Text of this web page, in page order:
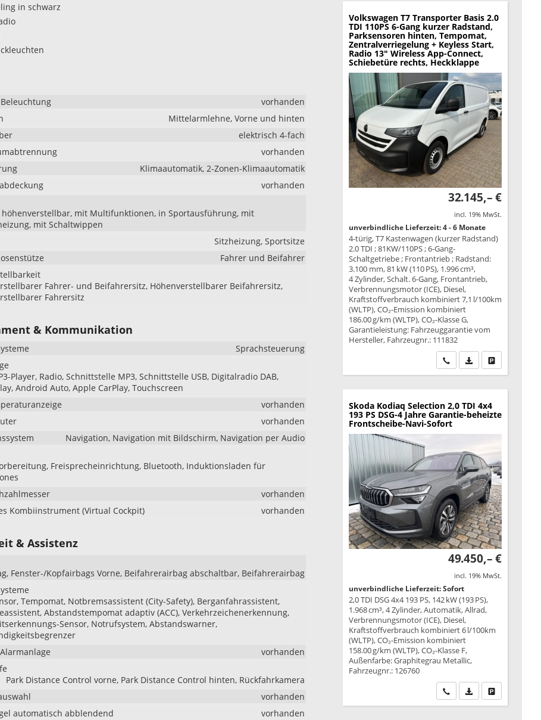
in schwarz
vorhanden
Mittelarmlehne, Vorne und hinten
elektrisch 4-fach
vorhanden
Klimaautomatik, 2-Zonen-Klimaautomatik
vorhanden
höhenverstellbar, mit Multifunktionen, in Sportausführung, mit
mit Schaltwippen
Sitzheizung, Sportsitze
Fahrer und Beifahrer
Fahrer- und Beifahrersitz, Höhenverstellbarer Beifahrersitz,
Fahrersitz
& Kommunikation
Sprachsteuerung
Player, Radio, Schnittstelle MP3, Schnittstelle USB, Digitalradio DAB,
Android Auto, Apple CarPlay, Touchscreen
vorhanden
vorhanden
Navigation, Navigation mit Bildschirm, Navigation per Audio
Freisprecheinrichtung, Bluetooth, Induktionsladen für
vorhanden
Kombiinstrument (Virtual Cockpit)
vorhanden
& Assistenz
Fenster-/Kopfairbags Vorne, Beifahrerairbag abschaltbar, Beifahrerairbag
Tempomat, Notbremsassistent (City-Safety), Berganfahrassistent,
Abstandstempomat adaptiv (ACC), Verkehrzeichenerkennung,
Sensor, Notrufsystem, Abstandswarner,
vorhanden
Park Distance Control vorne, Park Distance Control hinten, Rückfahrkamera
vorhanden
automatisch abblendend
vorhanden
Volkswagen T7 Transporter Basis 2.0
TDI 110PS 6-Gang kurzer Radstand,
Parksensoren hinten, Tempomat,
Zentralverriegelung + Keyless Start,
Radio 13" Wireless App-Connect,
Schiebetüre rechts, Heckklappe
32.145,– €
incl. 19% MwSt.
unverbindliche Lieferzeit: 4 - 6 Monate
4-türig, T7 Kastenwagen (kurzer Radstand)
2.0 TDI ; 81KW/110PS ; 6-Gang-
Schaltgetriebe ; Frontantrieb ; Radstand:
3.100 mm, 81 kW (110 PS), 1.996 cm³,
4 Zylinder, Schalt. 6-Gang, Frontantrieb,
Verbrennungsmotor (ICE), Diesel,
Kraftstoffverbrauch kombiniert 7,1 l/100km
(WLTP), CO₂-Emission kombiniert
186.00 g/km (WLTP), CO₂-Klasse G,
Garantieleistung: Fahrzeuggarantie vom
Hersteller, Fahrzeugnr.: 111832
Wir rufen Sie an
PDF-Datei,Drucken,
Skoda Kodiaq Selection 2,0 TDI 4x4
193 PS DSG-4 Jahre Garantie-beheizte
Frontscheibe-Navi-Sofort
49.450,– €
incl. 19% MwSt.
unverbindliche Lieferzeit: Sofort
2,0 TDI DSG 4x4 193 PS, 142 kW (193 PS),
1.968 cm³, 4 Zylinder, Automatik, Allrad,
Verbrennungsmotor (ICE), Diesel,
Kraftstoffverbrauch kombiniert 6 l/100km
(WLTP), CO₂-Emission kombiniert
158.00 g/km (WLTP), CO₂-Klasse F,
Außenfarbe: Graphitegrau Metallic,
Fahrzeugnr.: 126760
Wir rufen Sie an
PDF-Datei,Drucken,